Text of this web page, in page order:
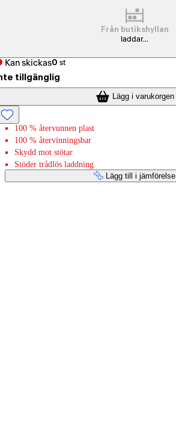
Från butikshyllan
laddar...
Kan skickas0 st
tillgänglig
Lägg i varukorgen
100 % återvunnen plast
100 % återvinningsbar
Skydd mot stötar
Stöder trådlös laddning
Lägg till i jämförelse